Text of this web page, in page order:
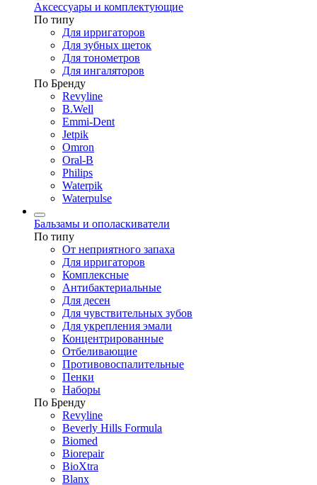
Аксессуары и комплектующие
По типу
Для ирригаторов
Для зубных щеток
Для тонометров
Для ингаляторов
По Бренду
Revyline
B.Well
Emmi-Dent
Jetpik
Omron
Oral-B
Philips
Waterpik
Waterpulse
Бальзамы и ополаскиватели
По типу
От неприятного запаха
Для ирригаторов
Комплексные
Антибактериальные
Для десен
Для чувствительных зубов
Для укрепления эмали
Концентрированные
Отбеливающие
Противовоспалительные
Пенки
Наборы
По Бренду
Revyline
Beverly Hills Formula
Biomed
Biorepair
BioXtra
Blanx